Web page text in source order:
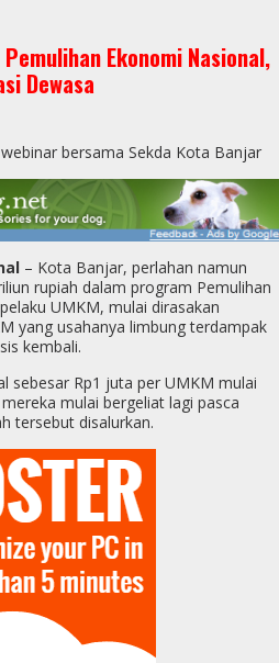
Ekonomi Nasional,
Dewasa
bersama Sekda Kota Banjar
– Kota Banjar, perlahan namun
rupiah dalam program Pemulihan
UMKM, mulai dirasakan
yang usahanya limbung terdampak
kembali.
sebesar Rp1 juta per UMKM mulai
mulai bergeliat lagi pasca
tersebut disalurkan.